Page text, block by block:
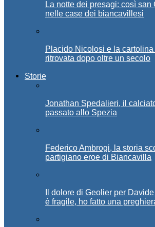
La notte dei presagi: così san
nelle case dei biancavillesi
Placido Nicolosi e la
ritrovata dopo oltre un secolo
Storie
Jonathan Spedalieri, il
passato allo Spezia
Federico Ambrogi, la storia
partigiano eroe di Biancavilla
Il dolore di Geolier per
è fragile, ho fatto una